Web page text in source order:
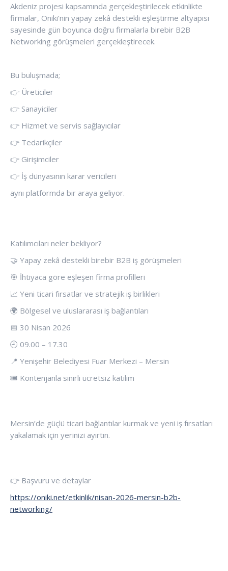
Akdeniz projesi kapsamında gerçekleştirilecek etkinlikte
firmalar, Oniki’nin yapay zekâ destekli eşleştirme altyapısı
sayesinde gün boyunca doğru firmalarla birebir B2B
Networking görüşmeleri gerçekleştirecek.
Bu buluşmada;
👉 Üreticiler
👉 Sanayiciler
👉 Hizmet ve servis sağlayıcılar
👉 Tedarikçiler
👉 Girişimciler
👉 İş dünyasının karar vericileri
aynı platformda bir araya geliyor.
Katılımcıları neler bekliyor?
🤝 Yapay zekâ destekli birebir B2B iş görüşmeleri
🎯 İhtiyaca göre eşleşen firma profilleri
📈 Yeni ticari fırsatlar ve stratejik iş birlikleri
🌍 Bölgesel ve uluslararası iş bağlantıları
📅 30 Nisan 2026
🕘 09.00 – 17.30
📍 Yenişehir Belediyesi Fuar Merkezi – Mersin
🎟 Kontenjanla sınırlı ücretsiz katılım
Mersin’de güçlü ticari bağlantılar kurmak ve yeni iş fırsatları
yakalamak için yerinizi ayırtın.
👉 Başvuru ve detaylar
https://oniki.net/etkinlik/nisan-2026-mersin-b2b-
networking/